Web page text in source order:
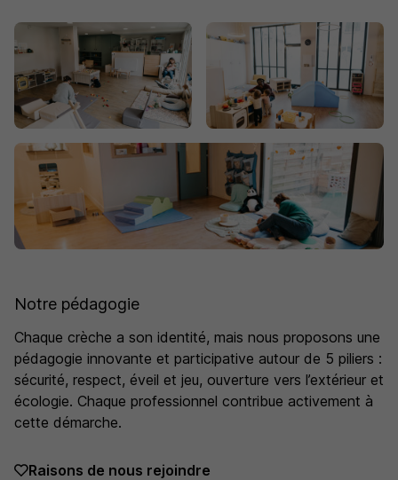
cadre accueillant et professionnel, où enfants, parents
et équipes évoluent ensemble en toute confiance.
Notre pédagogie
Chaque crèche a son identité, mais nous proposons une
pédagogie innovante et participative autour de 5 piliers :
sécurité, respect, éveil et jeu, ouverture vers l’extérieur et
écologie. Chaque professionnel contribue activement à
cette démarche.
Raisons de nous rejoindre